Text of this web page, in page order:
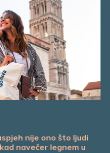
nije ono što ljudi
navečer legnem u